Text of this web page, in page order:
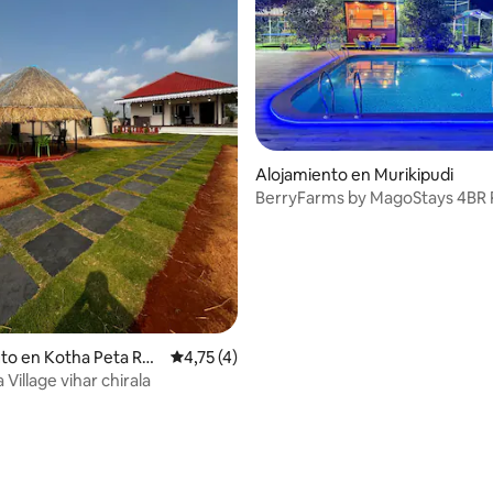
en Kotha Peta Rur
Calificación promedio: 4,75 de 5. 4
4,75 (4)
Village vihar chirala
Alojamiento en Murikipudi
BerryFarms by MagoStays 4BR